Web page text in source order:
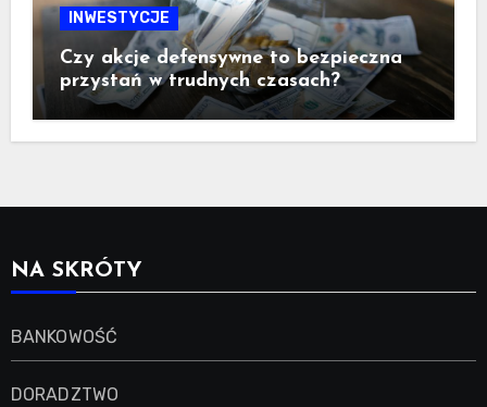
INWESTYCJE
Czy akcje defensywne to bezpieczna
przystań w trudnych czasach?
NA SKRÓTY
BANKOWOŚĆ
DORADZTWO